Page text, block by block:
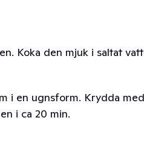
Koka den mjuk i saltat
i en ugnsform. Krydda
i ca 20 min.